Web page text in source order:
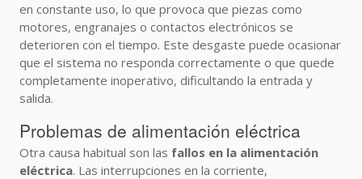
en constante uso, lo que provoca que piezas como
motores, engranajes o contactos electrónicos se
deterioren con el tiempo. Este desgaste puede ocasionar
que el sistema no responda correctamente o que quede
completamente inoperativo, dificultando la entrada y
salida.
Problemas de alimentación eléctrica
Otra causa habitual son las fallos en la alimentación
eléctrica. Las interrupciones en la corriente,